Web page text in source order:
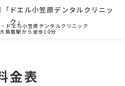
ドエル小笠原デンタルクリニック
鳥居駅から徒歩10分
金表